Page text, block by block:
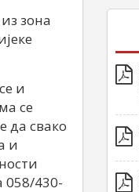
зона
и
се
да свако
и
058/430-